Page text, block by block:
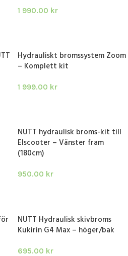
1 990.00 kr
Hydrauliskt bromssystem Zoom
– Komplett kit
1 999.00 kr
NUTT hydraulisk broms-kit till
Elscooter – Vänster fram
(180cm)
950.00 kr
NUTT Hydraulisk skivbroms
Kukirin G4 Max – höger/bak
695.00 kr